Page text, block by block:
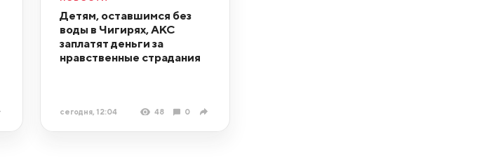
Детям, оставшимся без
воды в Чигирях, АКС
заплатят деньги за
нравственные страдания
сегодня, 12:04 48 0